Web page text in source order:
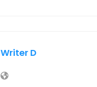
Writer D